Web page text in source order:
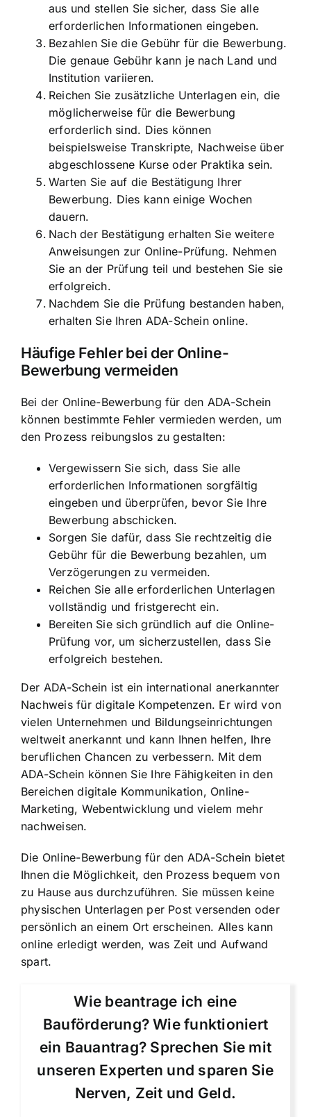
aus und stellen Sie sicher, dass Sie alle
erforderlichen Informationen eingeben.
Bezahlen Sie die Gebühr für die Bewerbung.
Die genaue Gebühr kann je nach Land und
Institution variieren.
Reichen Sie zusätzliche Unterlagen ein, die
möglicherweise für die Bewerbung
erforderlich sind. Dies können
beispielsweise Transkripte, Nachweise über
abgeschlossene Kurse oder Praktika sein.
Warten Sie auf die Bestätigung Ihrer
Bewerbung. Dies kann einige Wochen
dauern.
Nach der Bestätigung erhalten Sie weitere
Anweisungen zur Online-Prüfung. Nehmen
Sie an der Prüfung teil und bestehen Sie sie
erfolgreich.
Nachdem Sie die Prüfung bestanden haben,
erhalten Sie Ihren ADA-Schein online.
Häufige Fehler bei der Online-
Bewerbung vermeiden
Bei der Online-Bewerbung für den ADA-Schein
können bestimmte Fehler vermieden werden, um
den Prozess reibungslos zu gestalten:
Vergewissern Sie sich, dass Sie alle
erforderlichen Informationen sorgfältig
eingeben und überprüfen, bevor Sie Ihre
Bewerbung abschicken.
Sorgen Sie dafür, dass Sie rechtzeitig die
Gebühr für die Bewerbung bezahlen, um
Verzögerungen zu vermeiden.
Reichen Sie alle erforderlichen Unterlagen
vollständig und fristgerecht ein.
Bereiten Sie sich gründlich auf die Online-
Prüfung vor, um sicherzustellen, dass Sie
erfolgreich bestehen.
Der ADA-Schein ist ein international anerkannter
Nachweis für digitale Kompetenzen. Er wird von
vielen Unternehmen und Bildungseinrichtungen
weltweit anerkannt und kann Ihnen helfen, Ihre
beruflichen Chancen zu verbessern. Mit dem
ADA-Schein können Sie Ihre Fähigkeiten in den
Bereichen digitale Kommunikation, Online-
Marketing, Webentwicklung und vielem mehr
nachweisen.
Die Online-Bewerbung für den ADA-Schein bietet
Ihnen die Möglichkeit, den Prozess bequem von
zu Hause aus durchzuführen. Sie müssen keine
physischen Unterlagen per Post versenden oder
persönlich an einem Ort erscheinen. Alles kann
online erledigt werden, was Zeit und Aufwand
spart.
Wie beantrage ich eine
Bauförderung? Wie funktioniert
ein Bauantrag? Sprechen Sie mit
unseren Experten und sparen Sie
Nerven, Zeit und Geld.